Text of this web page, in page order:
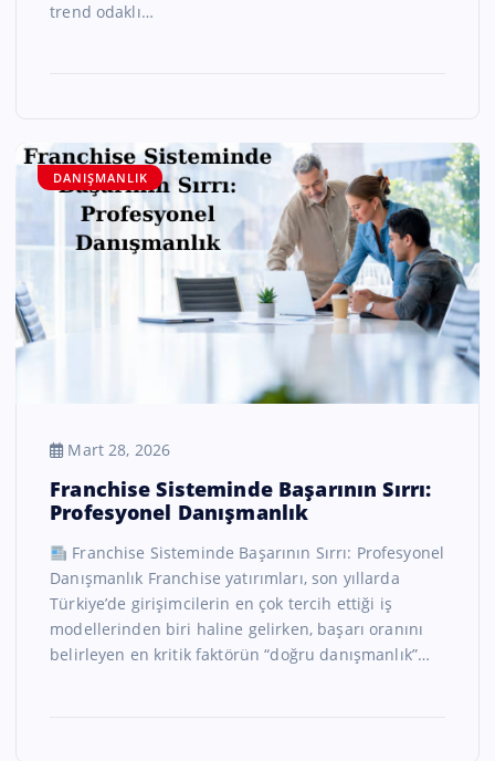
trend odaklı…
DANIŞMANLIK
Mart 28, 2026
Franchise Sisteminde Başarının Sırrı:
Profesyonel Danışmanlık
Franchise Sisteminde Başarının Sırrı: Profesyonel
Danışmanlık Franchise yatırımları, son yıllarda
Türkiye’de girişimcilerin en çok tercih ettiği iş
modellerinden biri haline gelirken, başarı oranını
belirleyen en kritik faktörün “doğru danışmanlık”…